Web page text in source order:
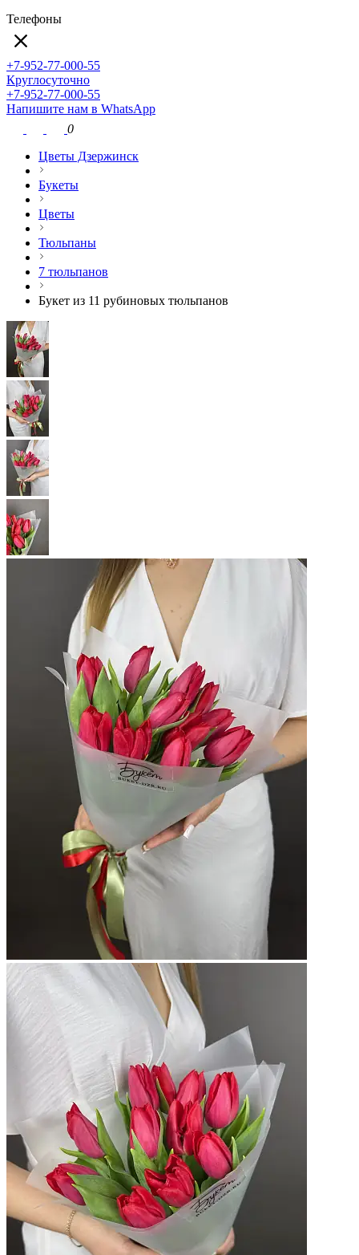
Телефоны
+7-952-77-000-55
Круглосуточно
+7-952-77-000-55
Напишите нам в WhatsApp
0
Цветы Дзержинск
Букеты
Цветы
Тюльпаны
7 тюльпанов
Букет из 11 рубиновых тюльпанов